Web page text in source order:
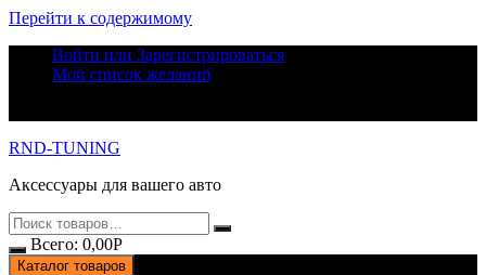
Перейти к содержимому
Войти или Зарегистрироваться
Мой список желаний
RND-TUNING
Аксессуары для вашего авто
Всего: 0,00Р
Каталог товаров